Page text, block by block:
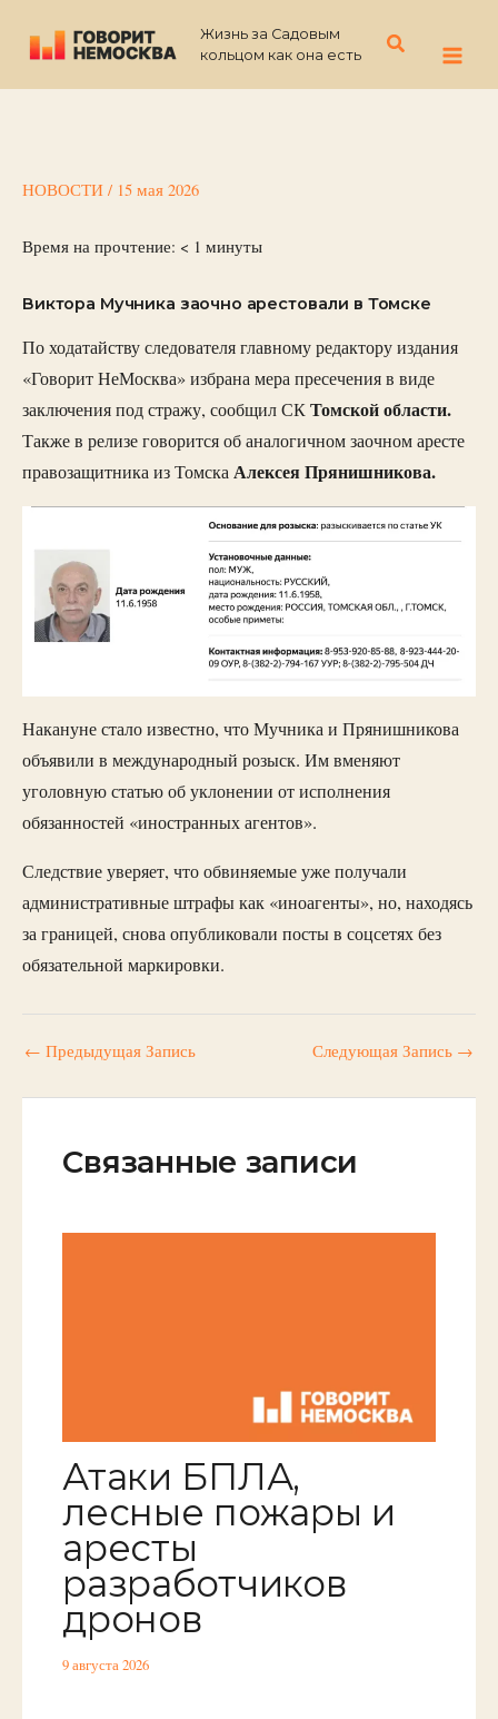
содержимому
Жизнь за Садовым
кольцом как она есть
Поиск
НОВОСТИ / 15 мая 2026
Время на прочтение: < 1 минуты
Виктора Мучника заочно арестовали в Томске
По ходатайству следователя главному редактору издания
«Говорит НеМосква» избрана мера пресечения в виде
заключения под стражу, сообщил СКТомской области.
Также в релизе говорится об аналогичном заочном аресте
правозащитника из ТомскаАлексея Прянишникова.
Накануне стало известно, что Мучника и Прянишникова
объявили в международный розыск. Им вменяют
уголовную статью об уклонении от исполнения
обязанностей «иностранных агентов».
Следствие уверяет, что обвиняемые уже получали
административные штрафы как «иноагенты», но, находясь
за границей, снова опубликовали посты в соцсетях без
обязательной маркировки.
← Предыдущая Запись Следующая Запись →
Связанные записи
Атаки БПЛА,
лесные пожары и
аресты
разработчиков
дронов
9 августа 2026